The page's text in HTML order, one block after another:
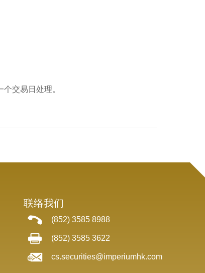
交易日处理。
联络我们
(852) 3585 8988
(852) 3585 3622
cs.securities@imperiumhk.com